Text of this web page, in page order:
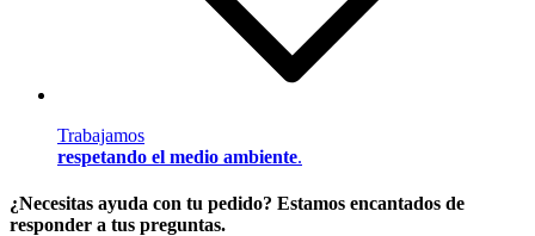
Trabajamos
respetando el medio ambiente.
¿Necesitas ayuda con tu pedido? Estamos encantados de
responder a tus preguntas.